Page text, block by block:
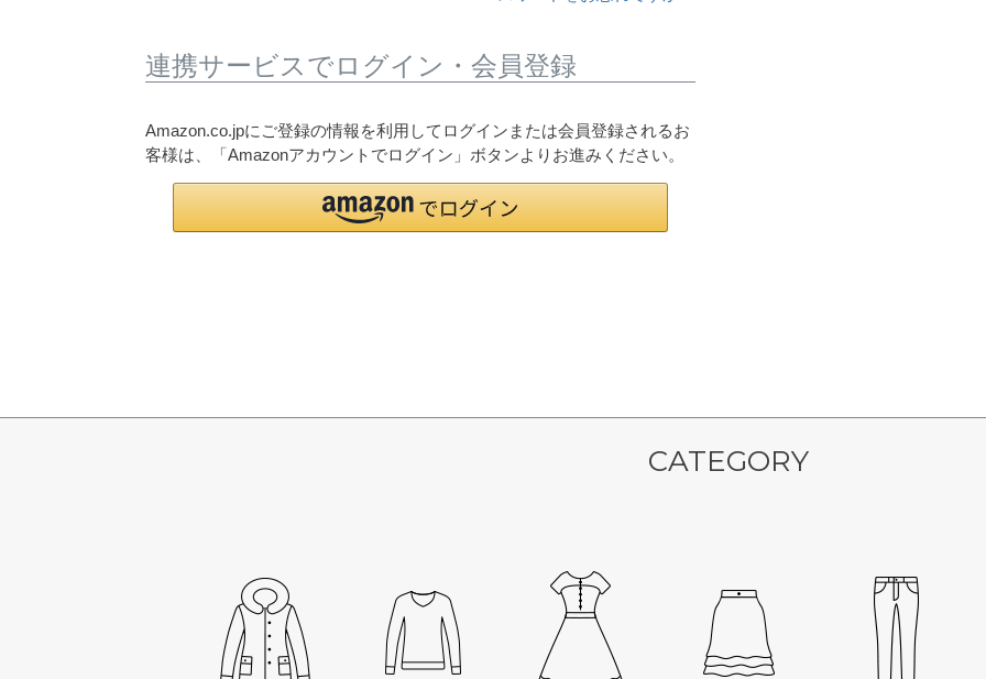
連携サービスでログイン・会員登録
Amazon.co.jpにご登録の情報を利用してログインまたは会員登録されるお
客様は、「Amazonアカウントでログイン」ボタンよりお進みください。
CATEGORY